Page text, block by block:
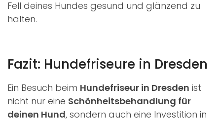
Fell deines Hundes gesund und glänzend zu
halten.
Fazit: Hundefriseure in Dresden
Ein Besuch beim Hundefriseur in Dresden ist
nicht nur eine Schönheitsbehandlung für
deinen Hund, sondern auch eine Investition in